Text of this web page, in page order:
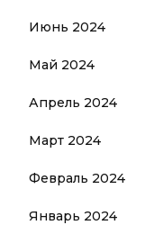
Июнь 2024
Май 2024
Апрель 2024
Март 2024
Февраль 2024
Январь 2024